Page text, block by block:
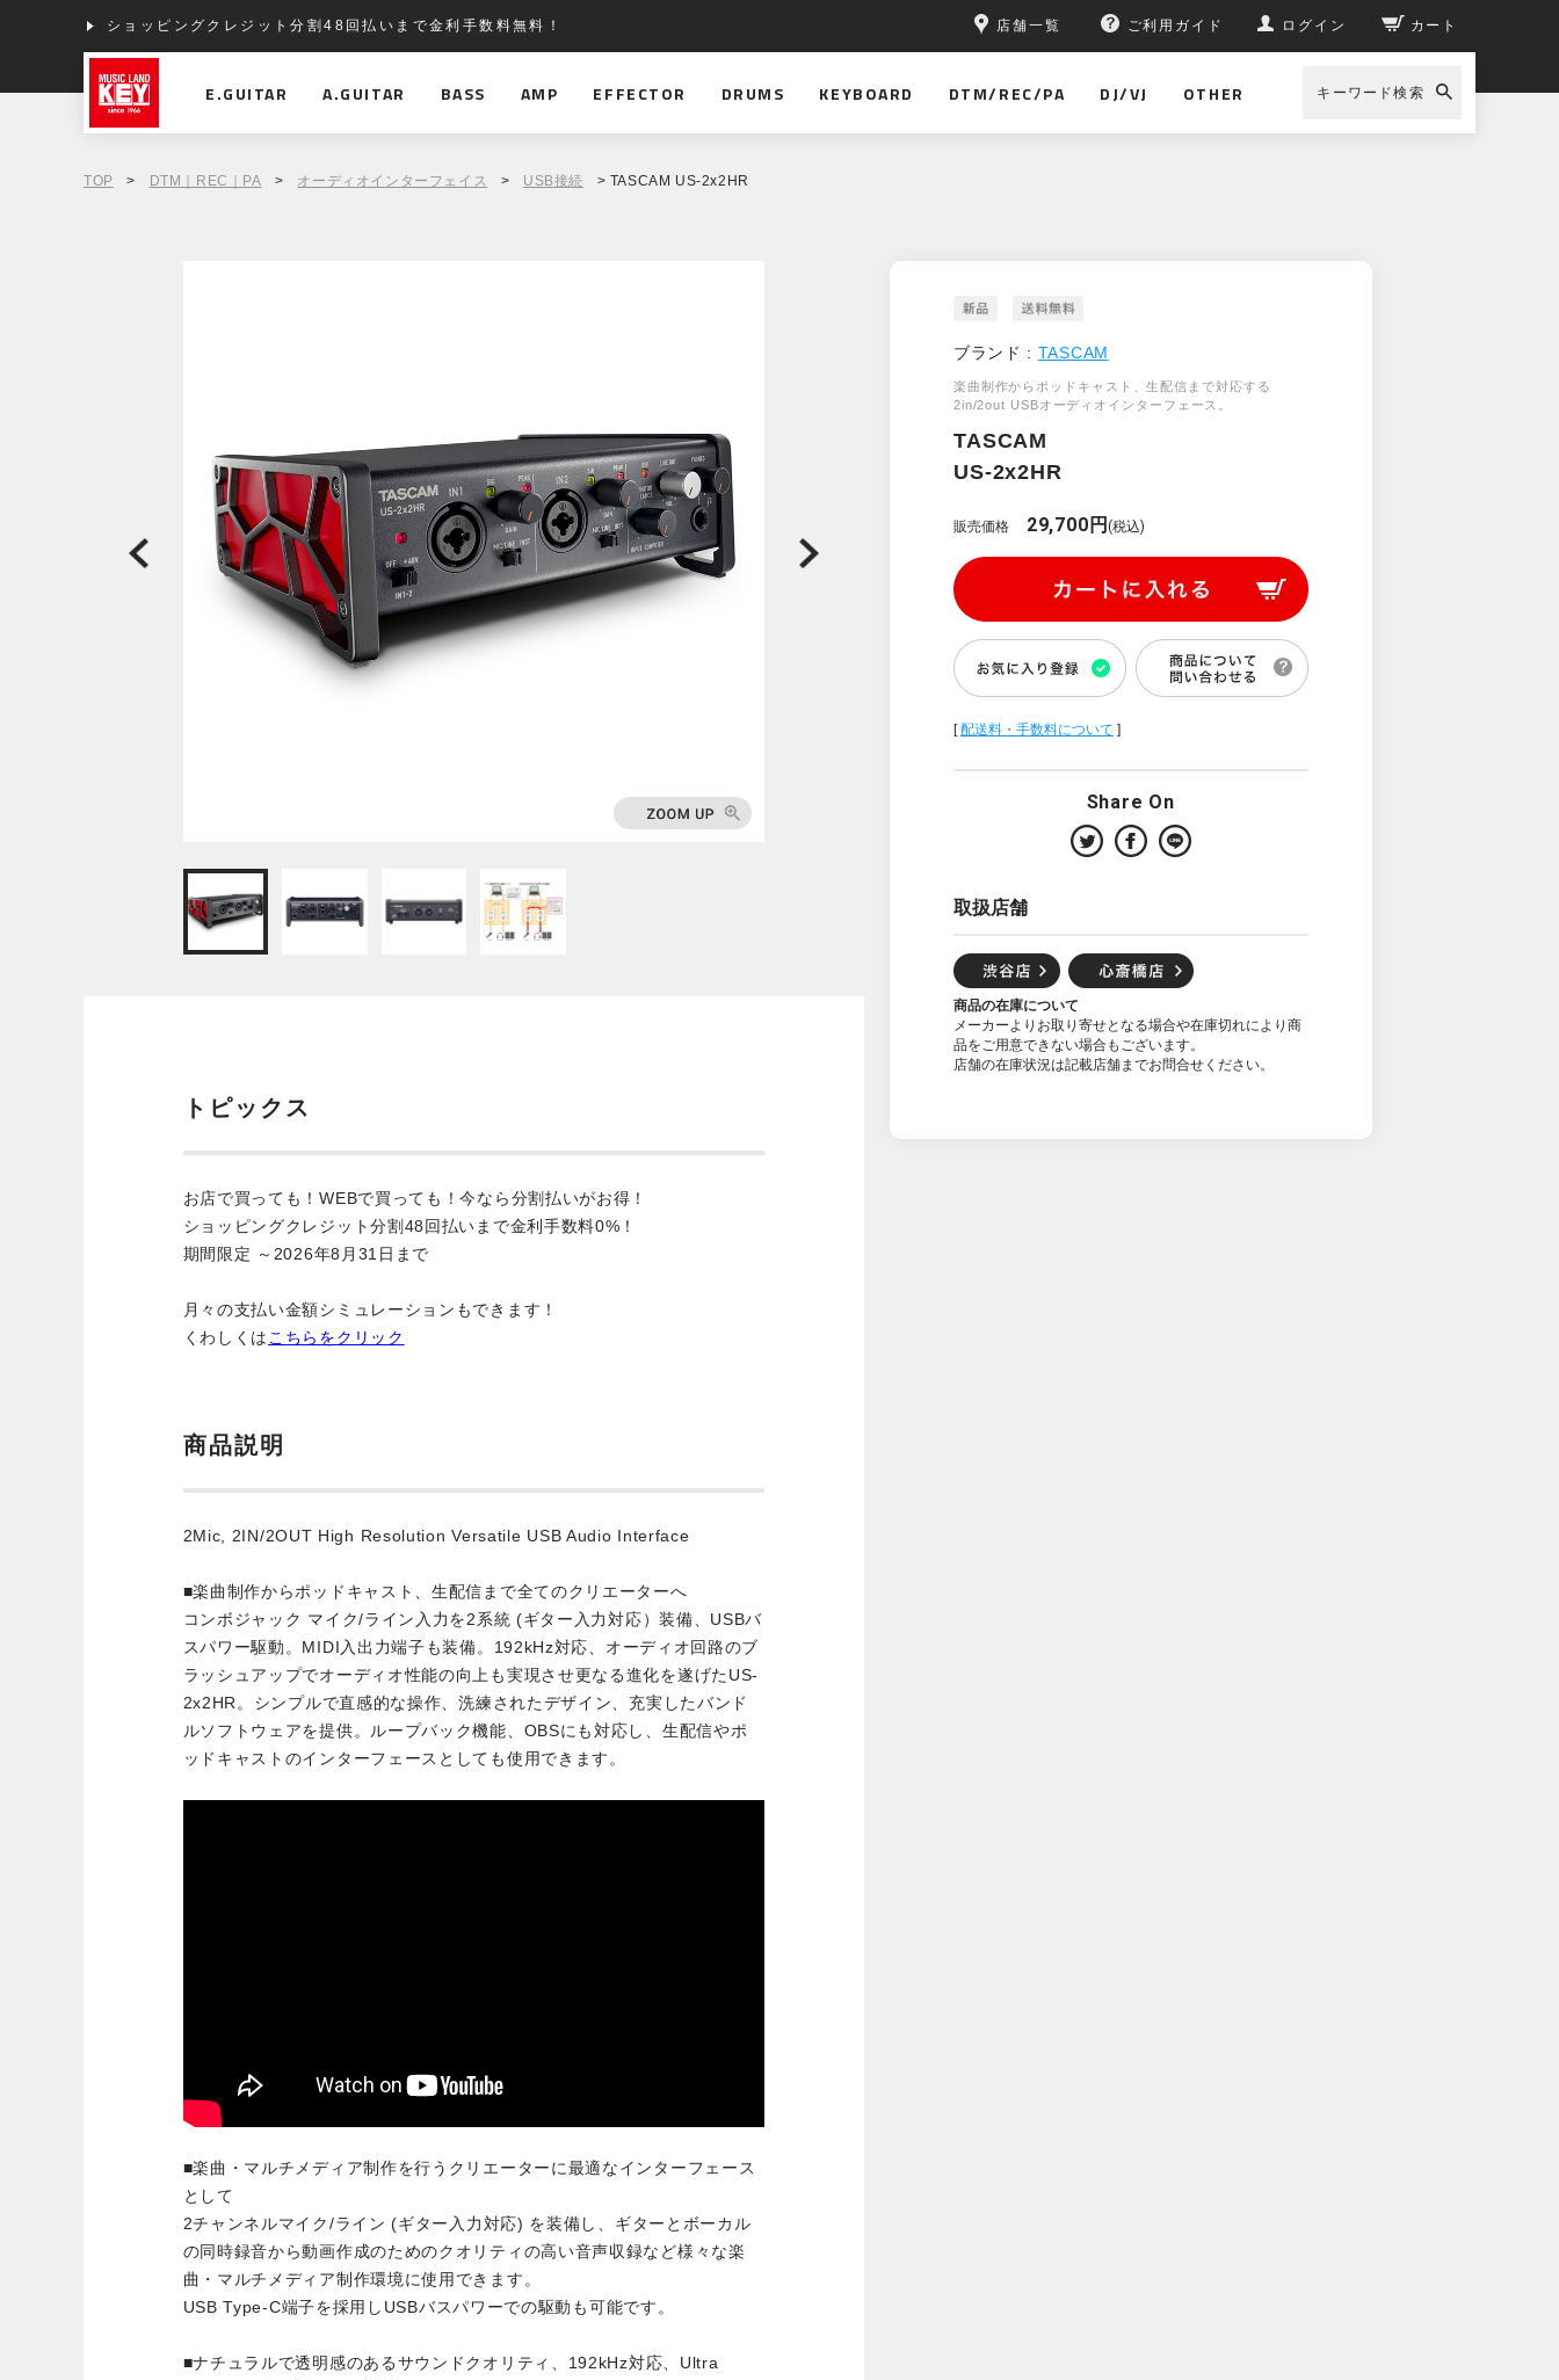
ショッピングクレジット分割48回払いまで金利手数料無料！ 店舗一覧 ご利用ガイド ログイン カート
E.GUITAR A.GUITAR BASS AMP EFFECTOR DRUMS KEYBOARD DTM/REC/PA DJ/VJ OTHER キーワード検索
TOP > DTM｜REC｜PA > オーディオインターフェイス > USB接続 > TASCAM US-2x2HR
ブランド : TASCAM
楽曲制作からポッドキャスト、生配信まで対応する
2in/2out USBオーディオインターフェース。
TASCAM
US-2x2HR
販売価格 29,700円(税込)
[配送料・手数料について ]
Share On
取扱店舗
商品の在庫について
メーカーよりお取り寄せとなる場合や在庫切れにより商
品をご用意できない場合もございます。
店舗の在庫状況は記載店舗までお問合せください。
トピックス
お店で買っても！WEBで買っても！今なら分割払いがお得！
ショッピングクレジット分割48回払いまで金利手数料0%！
期間限定 ～2026年8月31日まで
月々の支払い金額シミュレーションもできます！
くわしくは こちらをクリック
商品説明
2Mic, 2IN/2OUT High Resolution Versatile USB Audio Interface
■楽曲制作からポッドキャスト、生配信まで全てのクリエーターへ
コンボジャック マイク/ライン入力を2系統 (ギター入力対応）装備、USBバ
スパワー駆動。MIDI入出力端子も装備。192kHz対応、オーディオ回路のブ
ラッシュアップでオーディオ性能の向上も実現させ更なる進化を遂げたUS-
2x2HR。シンプルで直感的な操作、洗練されたデザイン、充実したバンド
ルソフトウェアを提供。ループバック機能、OBSにも対応し、生配信やポ
ッドキャストのインターフェースとしても使用できます。
■楽曲・マルチメディア制作を行うクリエーターに最適なインターフェース
として
2チャンネルマイク/ライン (ギター入力対応) を装備し、ギターとボーカル
の同時録音から動画作成のためのクオリティの高い音声収録など様々な楽
曲・マルチメディア制作環境に使用できます。
USB Type-C端子を採用しUSBバスパワーでの駆動も可能です。
■ナチュラルで透明感のあるサウンドクオリティ、192kHz対応、Ultra